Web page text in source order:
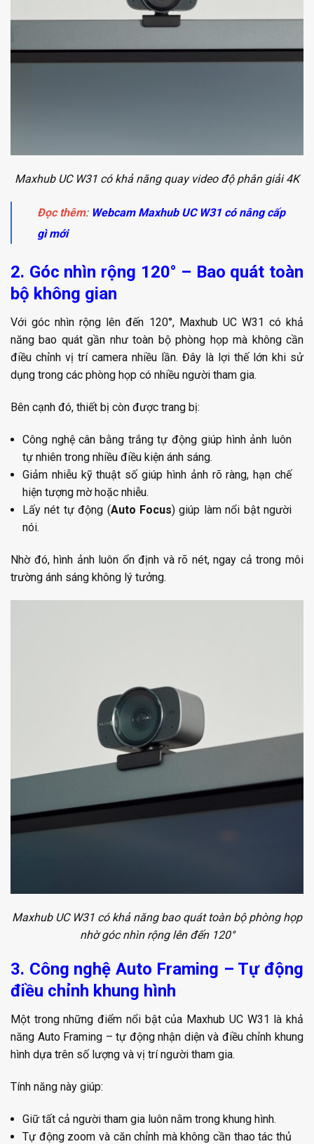
Maxhub UC W31 có khả năng quay video độ phân giải 4K
Đọc thêm: Webcam Maxhub UC W31 có nâng cấp
gì mới
2. Góc nhìn rộng 120° – Bao quát toàn
bộ không gian
Với góc nhìn rộng lên đến 120°, Maxhub UC W31 có khả
năng bao quát gần như toàn bộ phòng họp mà không cần
điều chỉnh vị trí camera nhiều lần. Đây là lợi thế lớn khi sử
dụng trong các phòng họp có nhiều người tham gia.
Bên cạnh đó, thiết bị còn được trang bị:
Công nghệ cân bằng trắng tự động giúp hình ảnh luôn
tự nhiên trong nhiều điều kiện ánh sáng.
Giảm nhiễu kỹ thuật số giúp hình ảnh rõ ràng, hạn chế
hiện tượng mờ hoặc nhiễu.
Lấy nét tự động (Auto Focus) giúp làm nổi bật người
nói.
Nhờ đó, hình ảnh luôn ổn định và rõ nét, ngay cả trong môi
trường ánh sáng không lý tưởng.
Maxhub UC W31 có khả năng bao quát toàn bộ phòng họp
nhờ góc nhìn rộng lên đến 120°
3. Công nghệ Auto Framing – Tự động
điều chỉnh khung hình
Một trong những điểm nổi bật của Maxhub UC W31 là khả
năng Auto Framing – tự động nhận diện và điều chỉnh khung
hình dựa trên số lượng và vị trí người tham gia.
Tính năng này giúp:
Giữ tất cả người tham gia luôn nằm trong khung hình.
Tự động zoom và căn chỉnh mà không cần thao tác thủ